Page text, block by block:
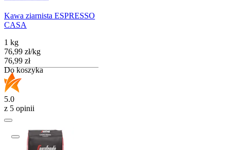
Kawa ziarnista ESPRESSO
CASA
1 kg
76,99 zł/kg
Cena
76,99 zł
Do koszyka
5.0
z 5 opinii